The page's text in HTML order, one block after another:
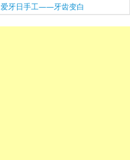
爱牙日手工——牙齿变白